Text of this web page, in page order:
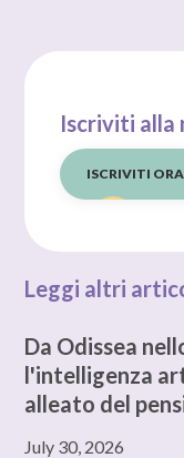
Iscriviti alla
ISCRIVITI ORA
Leggi altri
Da Odissea
l'intelligenza
alleato del
July 30, 2026